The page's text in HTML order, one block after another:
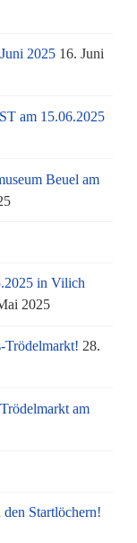
2025 16. Juni
am 15.06.2025
Beuel am
in Vilich
2025
Trödelmarkt! 28.
am
Startlöchern!